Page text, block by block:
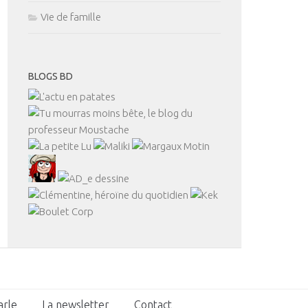
Vie de famille
BLOGS BD
La newsletter Contact